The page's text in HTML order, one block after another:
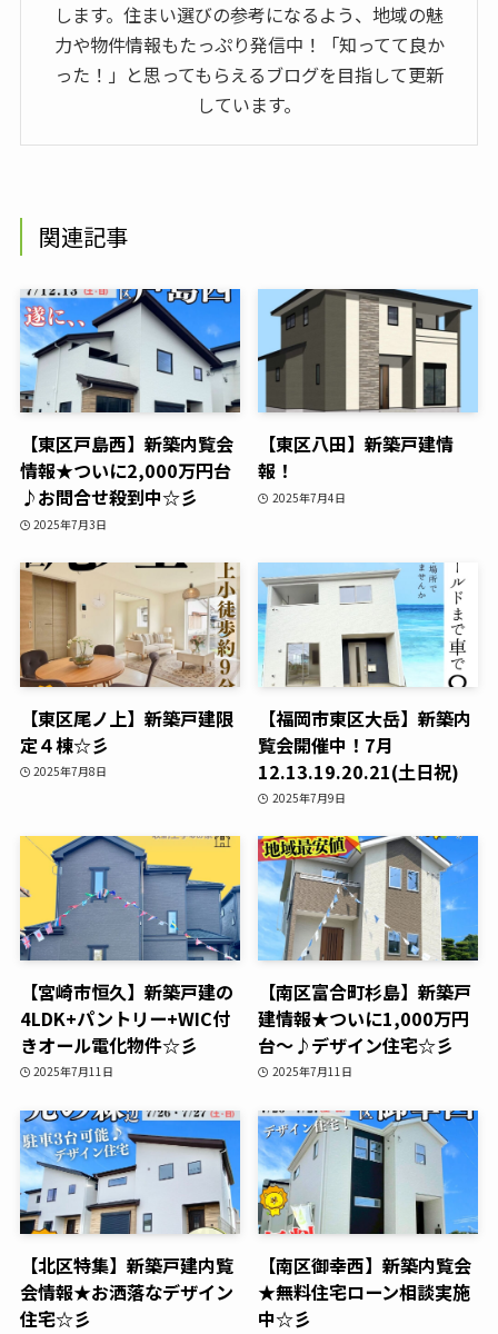
します。住まい選びの参考になるよう、地域の魅
力や物件情報もたっぷり発信中！「知ってて良か
った！」と思ってもらえるブログを目指して更新
しています。
関連記事
【東区戸島西】新築内覧会
情報★ついに2,000万円台
♪お問合せ殺到中☆彡
2025年7月3日
【東区八田】新築戸建情
報！
2025年7月4日
【東区尾ノ上】新築戸建限
定４棟☆彡
2025年7月8日
【福岡市東区大岳】新築内
覧会開催中！7月
12.13.19.20.21(土日祝)
2025年7月9日
【宮崎市恒久】新築戸建の
4LDK+パントリー+WIC付
きオール電化物件☆彡
2025年7月11日
【南区富合町杉島】新築戸
建情報★ついに1,000万円
台～♪デザイン住宅☆彡
2025年7月11日
【北区特集】新築戸建内覧
会情報★お洒落なデザイン
住宅☆彡
【南区御幸西】新築内覧会
★無料住宅ローン相談実施
中☆彡